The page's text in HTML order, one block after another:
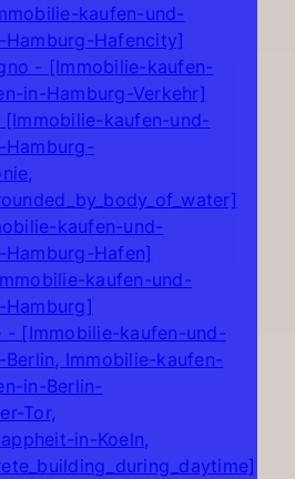
kaufen-und-
Hamburg-Hafencity]
- [Immobilie-kaufen-
in-Hamburg-Verkehr]
kaufen-und-
Hamburg-
kaufen-und-
Hafen]
kaufen-und-
- [Immobilie-kaufen-und-
Immobilie-kaufen-
in-Berlin-
Tor,
in-Koeln,